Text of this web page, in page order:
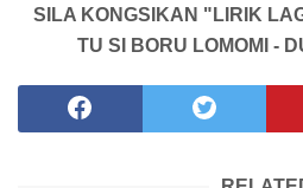
SILA KONGSIKAN "LIRIK
TU SI BORU LOMOMI -